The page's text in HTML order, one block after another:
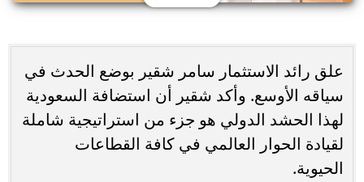
علق رائد الاستثمار سامر شقير بوضع الحدث في
سياقه الأوسع. وأكد شقير أن استضافة السعودية
لهذا الحشد الدولي هو جزء من استراتيجية شاملة
لقيادة الحوار العالمي في كافة القطاعات
الحيوية.